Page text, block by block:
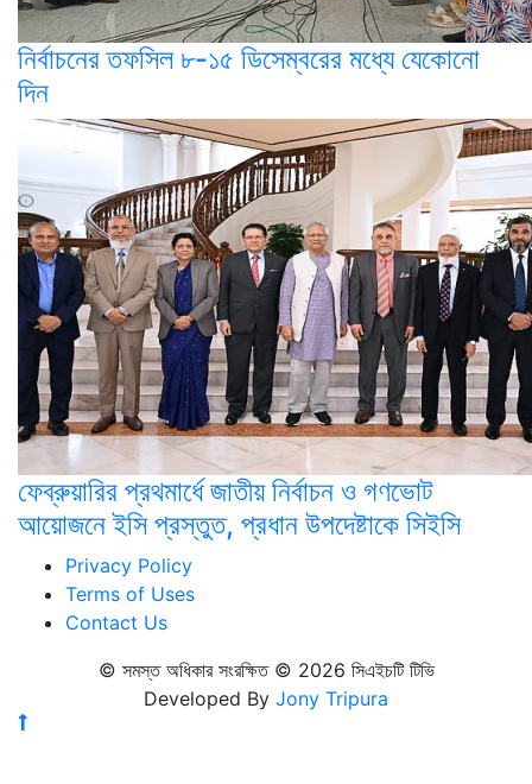
নির্বাচনের তফসিল ৮-১৫ ডিসেম্বরের মধ্যে যেকোনো
দিন
ফেব্রুয়ারির প্রথমার্ধে জাতীয় নির্বাচন ও গণভোট
আয়োজনে ইসি প্রস্তুত, প্রধান উপদেষ্টাকে সিইসি
Privacy Policy
Terms of Uses
Contact Us
© সমস্ত অধিকার সংরক্ষিত © 2026 সিএইচটি টিভি
Developed By Jony Tripura